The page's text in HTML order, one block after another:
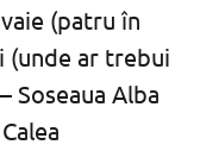
(patru în
(unde ar trebui
Soseaua Alba